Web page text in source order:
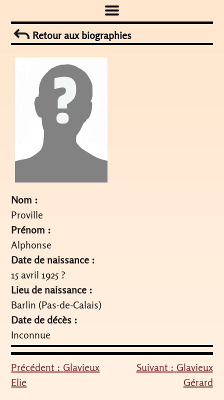
to
contentRetour aux biographies
Nom :
Proville
Prénom :
Alphonse
Date de naissance :
15 avril 1925 ?
Lieu de naissance :
Barlin (Pas-de-Calais)
Date de décès :
Inconnue
Navigation
de
Précédent : Glavieux
Elie
Suivant : Glavieux
Gérard